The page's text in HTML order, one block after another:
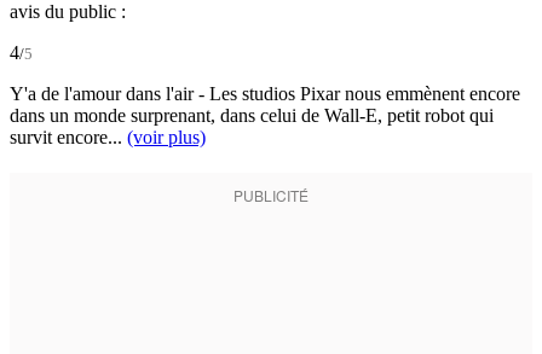
avis du public :
4/5
Y'a de l'amour dans l'air - Les studios Pixar nous emmènent encore
dans un monde surprenant, dans celui de Wall-E, petit robot qui
survit encore... (voir plus)